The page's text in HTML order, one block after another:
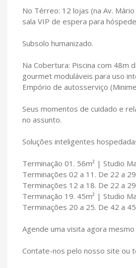
No Térreo: 12 lojas (na Av.
sala VIP de espera para
Subsolo humanizado.
Na Cobertura: Piscina com 48m
gourmet moduláveis para uso
Empório de autosserviço
Seus momentos de cuidado e
no assunto.
Soluções inteligentes
Terminação 01. 56m² | Studio
Terminações 02 a 11. De 22 a
Terminações 12 a 18. De 22 a
Terminação 19. 45m² | Studio
Terminações 20 a 25. De 42 a
Agende uma visita agora
Contate-nos pelo nosso site ou